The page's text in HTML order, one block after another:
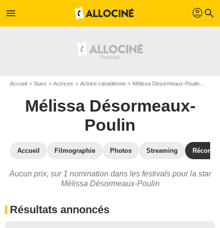
menu profil search
Accueil Stars Actrices Actrice canadienne Mélissa Désormeaux-Poulin
Mélissa Désormeaux-
Poulin
Accueil Filmographie Photos Streaming
Aucun prix, sur 1 nomination dans les festivals pour la star
Mélissa Désormeaux-Poulin
Résultats annoncés